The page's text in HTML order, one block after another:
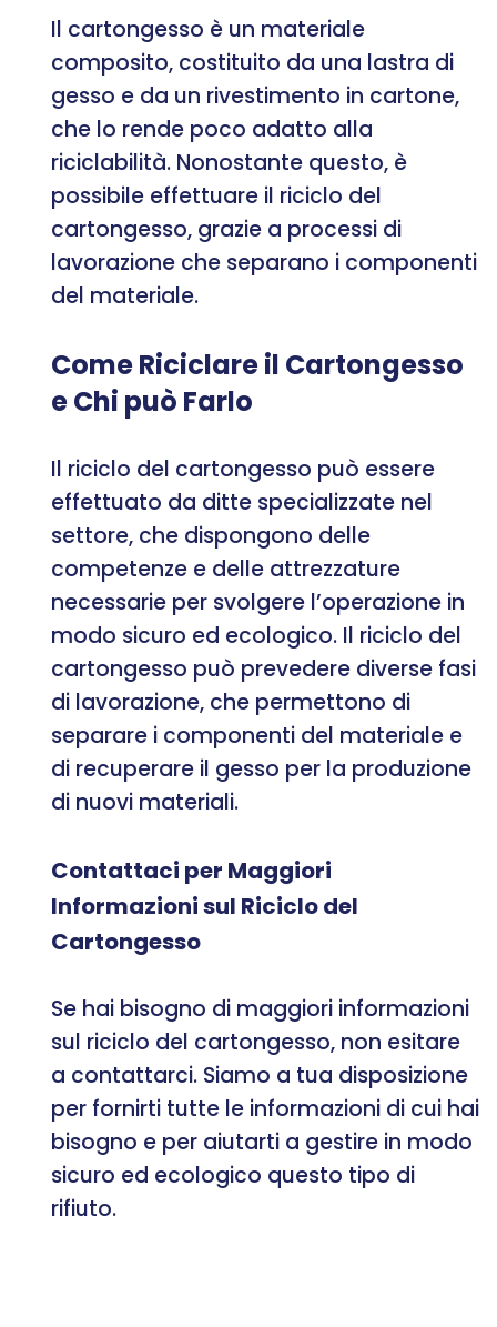
Il cartongesso è un materiale
composito, costituito da una lastra di
gesso e da un rivestimento in cartone,
che lo rende poco adatto alla
riciclabilità. Nonostante questo, è
possibile effettuare il riciclo del
cartongesso, grazie a processi di
lavorazione che separano i componenti
del materiale.
Come Riciclare il Cartongesso
e Chi può Farlo
Il riciclo del cartongesso può essere
effettuato da ditte specializzate nel
settore, che dispongono delle
competenze e delle attrezzature
necessarie per svolgere l’operazione in
modo sicuro ed ecologico. Il riciclo del
cartongesso può prevedere diverse fasi
di lavorazione, che permettono di
separare i componenti del materiale e
di recuperare il gesso per la produzione
di nuovi materiali.
Contattaci per Maggiori
Informazioni sul Riciclo del
Cartongesso
Se hai bisogno di maggiori informazioni
sul riciclo del cartongesso, non esitare
a contattarci. Siamo a tua disposizione
per fornirti tutte le informazioni di cui hai
bisogno e per aiutarti a gestire in modo
sicuro ed ecologico questo tipo di
rifiuto.